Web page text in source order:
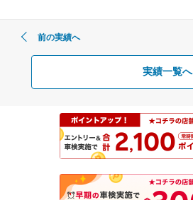
前の実績へ
実績一覧へ